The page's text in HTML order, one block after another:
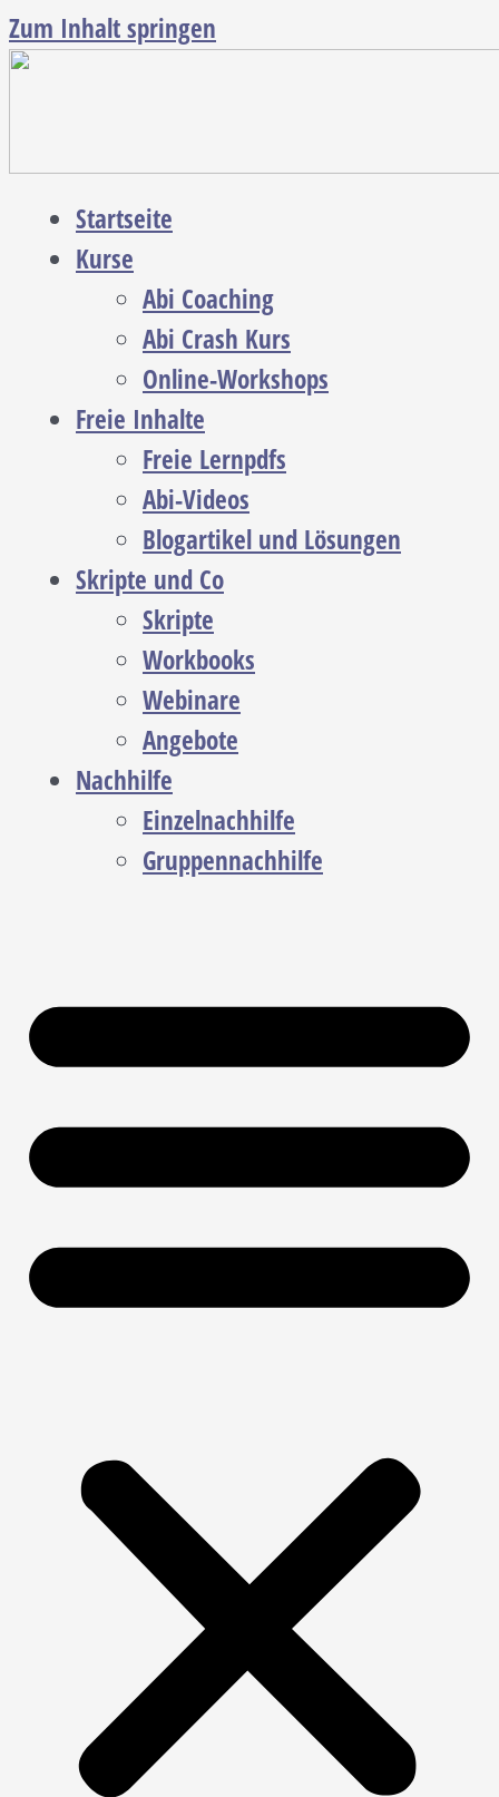
Zum Inhalt springen
Startseite
Kurse
Abi Coaching
Abi Crash Kurs
Online-Workshops
Freie Inhalte
Freie Lernpdfs
Abi-Videos
Blogartikel und Lösungen
Skripte und Co
Skripte
Workbooks
Webinare
Angebote
Nachhilfe
Einzelnachhilfe
Gruppennachhilfe